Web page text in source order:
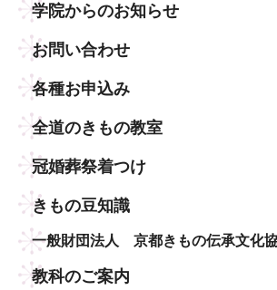
学院からのお知らせ
お問い合わせ
各種お申込み
全道のきもの教室
冠婚葬祭着つけ
きもの豆知識
一般財団法人 京都きもの伝承文化
教科のご案内